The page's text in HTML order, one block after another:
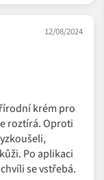
velice
producent
2,4 % místní
amazonského
Ostatní zbytkový
půdy.
s životním
Dovoz z
12/08/2024
krém pro
roztírá. Oproti
Po aplikaci
se vstřebá.